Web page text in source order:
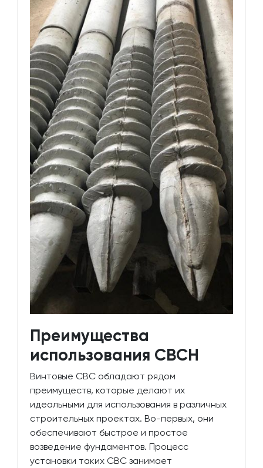
Преимущества
использования СВСН
Винтовые СВС обладают рядом
преимуществ, которые делают их
идеальными для использования в различных
строительных проектах. Во-первых, они
обеспечивают быстрое и простое
возведение фундаментов. Процесс
установки таких СВС занимает